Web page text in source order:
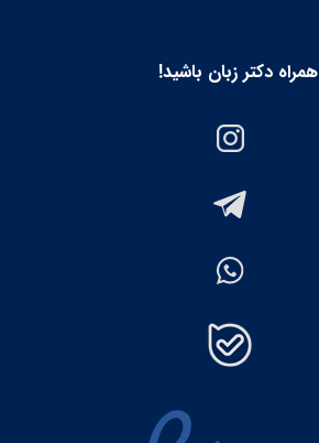
همراه دکتر زبان باشید!